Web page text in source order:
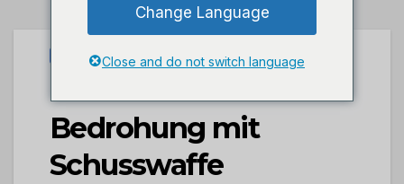
UNCATEGORIZED
POL-PIKIR:
Bedrohung mit
Schusswaffe
Change Language
Close and do not switch language